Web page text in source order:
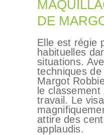
DE
Elle est régie
habituelles
situations.
techniques de
Margot
le
travail. Le
attire des
applaudis.